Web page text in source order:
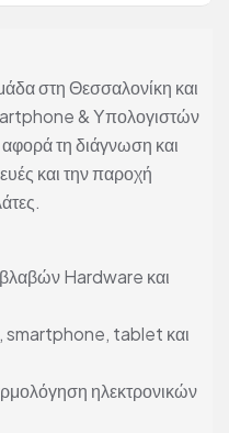
στη Θεσσαλονίκη και
& Υπολογιστών
τη διάγνωση και
και την παροχή
Hardware και
smartphone, tablet και
ηλεκτρονικών